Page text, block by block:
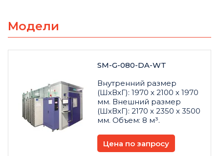
Модели
SM-G-080-DA-WT
Внутренний размер
(ШхВхГ): 1970 х 2100 х 1970
мм. Внешний размер
(ШхВхГ): 2170 х 2350 х 3500
мм. Объем: 8 м³.
Цена по запросу